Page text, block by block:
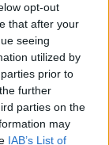
opt-out
that after your
seeing
utilized by
prior to
further
parties on the
may
IAB’s List of
della
di Palermo,
trasparenza
porta in
un dettaglio
degli